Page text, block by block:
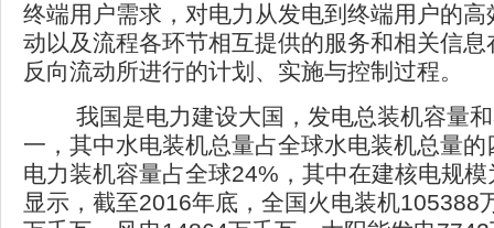
终端用户需求，对电力从发电到终端用户的
动以及流程各环节相互提供的服务和相关信
反向流动所进行的计划、实施与控制过程。
我国是电力建设大国，发电总装机容量和
一，其中水电装机总量占全球水电装机总量
电力装机容量占全球24%，其中在建核电规
显示，截至2016年底，全国火电装机105388